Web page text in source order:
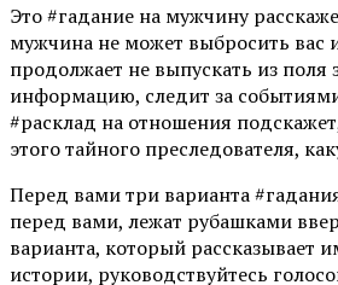
Это #гадание на мужчину
мужчина не может выбросить вас
продолжает не выпускать из поля
информацию, следит за
#расклад на отношения
этого тайного преследователя,
Перед вами три варианта
перед вами, лежат рубашками
варианта, который рассказывает
истории, руководствуйтесь